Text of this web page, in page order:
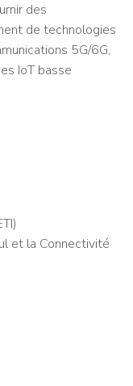
des
de technologies
5G/6G,
IoT basse
et la Connectivité